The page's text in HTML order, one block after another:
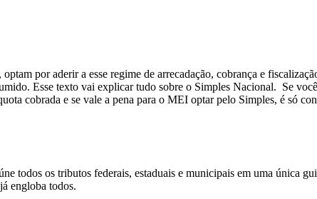
optam por aderir a esse regime de arrecadação, cobrança e
Esse texto vai explicar tudo sobre o Simples Nacional. Se
cobrada e se vale a pena para o MEI optar pelo Simples, é só
todos os tributos federais, estaduais e municipais em uma única
engloba todos.